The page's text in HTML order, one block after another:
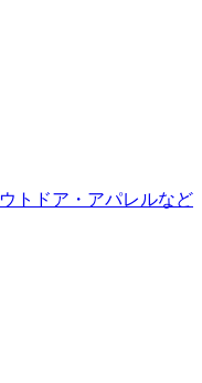
トドア・アパレルなど